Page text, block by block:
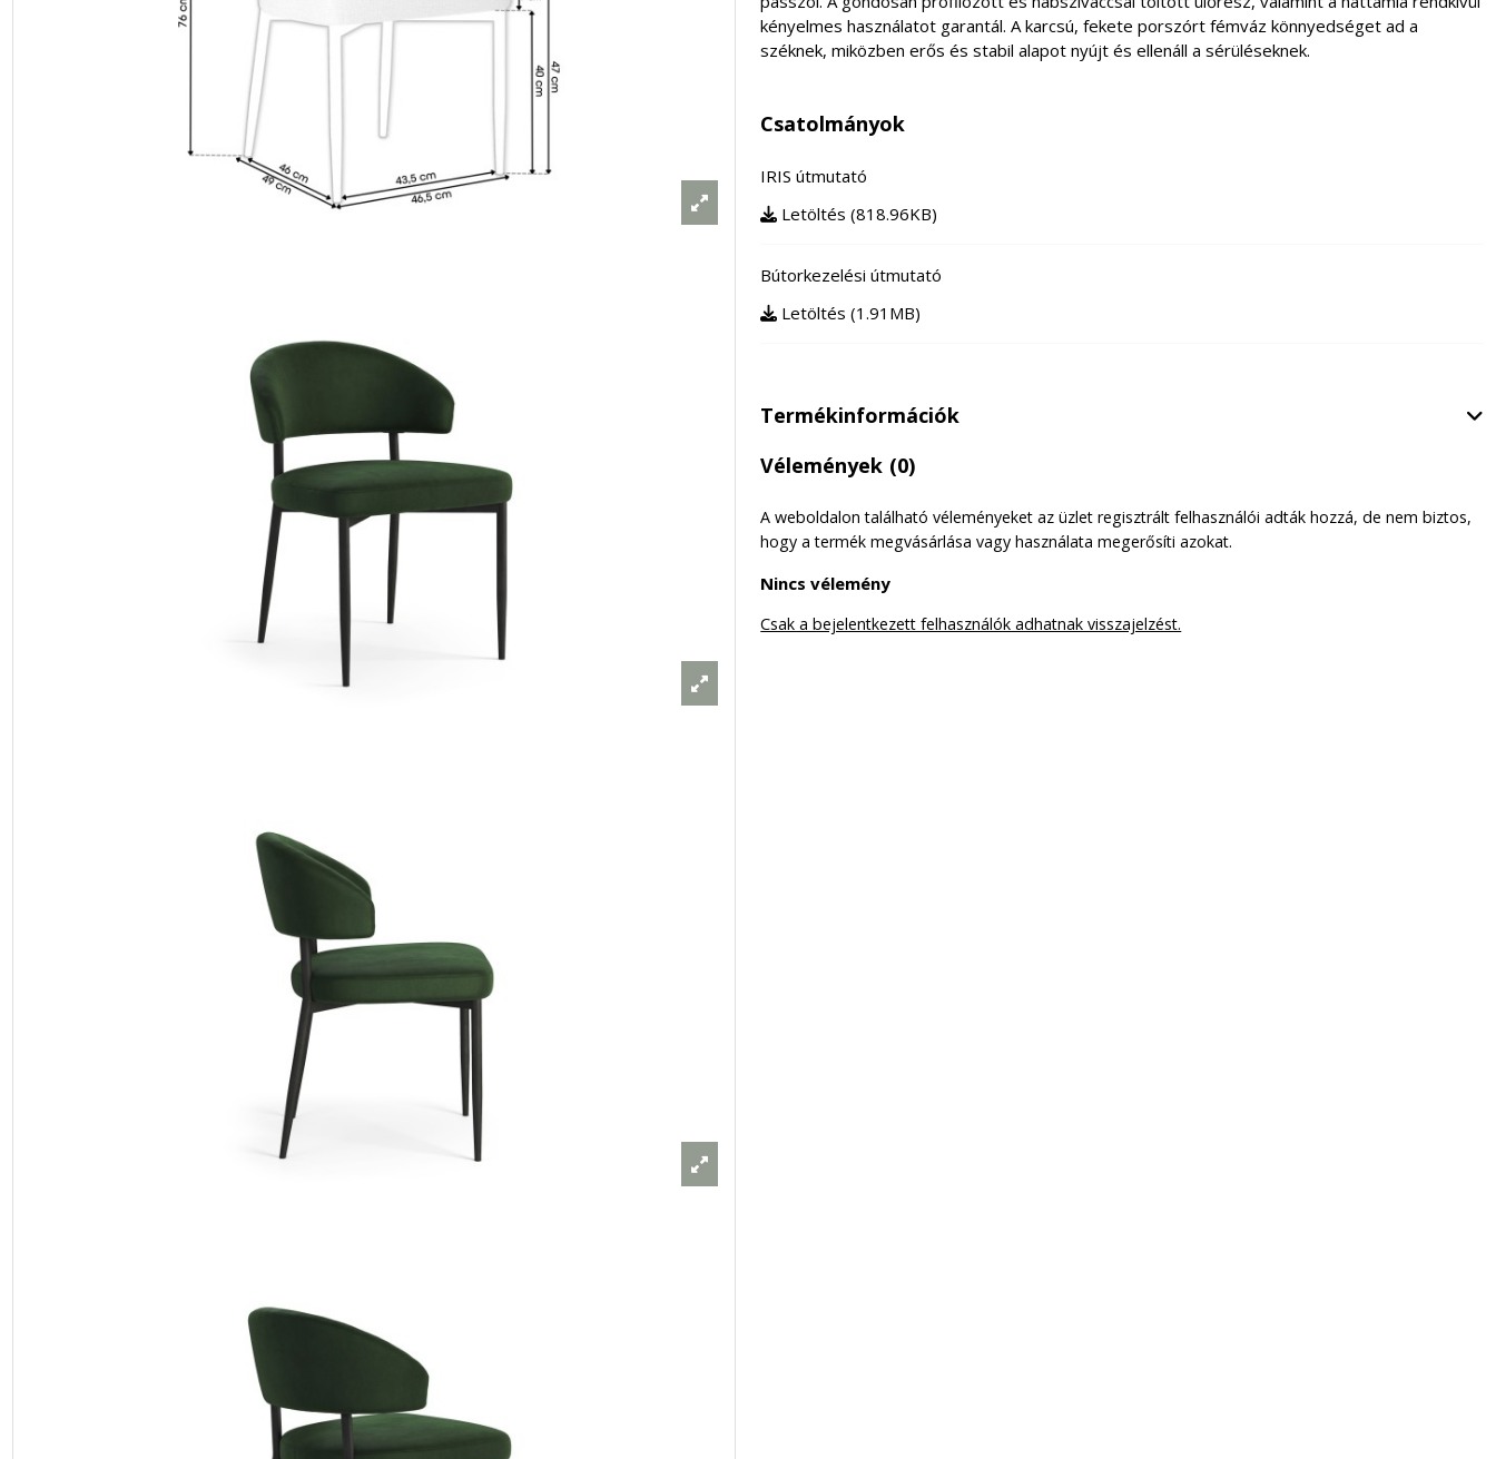
kényelmes használatot garantál. A karcsú, fekete porszórt fémváz könnyedséget ad a
széknek, miközben erős és stabil alapot nyújt és ellenáll a sérüléseknek.
Csatolmányok
IRIS útmutató
Letöltés (818.96KB)
Bútorkezelési útmutató
Letöltés (1.91MB)
Termékinformációk
Vélemények (0)
A weboldalon található véleményeket az üzlet regisztrált felhasználói adták hozzá, de nem biztos,
hogy a termék megvásárlása vagy használata megerősíti azokat.
Nincs vélemény
Csak a bejelentkezett felhasználók adhatnak visszajelzést.